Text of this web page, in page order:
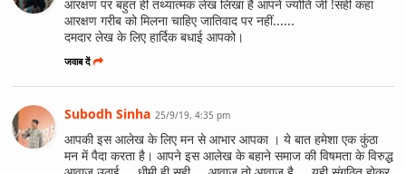
आरक्षण पर बहुत ही तथ्यात्मक लेख लिखा है आपने ज्योति जी !सही कहा
आरक्षण गरीब को मिलना चाहिए जातिवाद पर नहीं......
दमदार लेख के लिए हार्दिक बधाई आपको।
जवाब दें
Subodh Sinha 25/9/19, 4:35 pm
आपकी इस आलेख के लिए मन से आभार आपका । ये बात हमेशा एक कुंठा
मन में पैदा करता है। आपने इस आलेख के बहाने समाज की विषमता के विरुद्ध